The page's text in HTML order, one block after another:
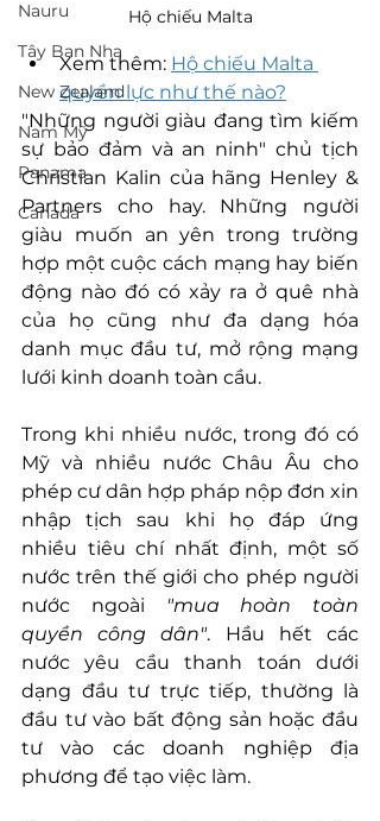
Nauru
Tây Ban Nha
New Zealand
Nam Mỹ
Panama
Canada
Hộ chiếu Malta
Xem thêm: Hộ chiếu Malta
quyền lực như thế nào?
"Những người giàu đang tìm kiếm
sự bảo đảm và an ninh" chủ tịch
Christian Kalin của hãng Henley &
Partners cho hay. Những người
giàu muốn an yên trong trường
hợp một cuộc cách mạng hay biến
động nào đó có xảy ra ở quê nhà
của họ cũng như đa dạng hóa
danh mục đầu tư, mở rộng mạng
lưới kinh doanh toàn cầu.
Trong khi nhiều nước, trong đó có
Mỹ và nhiều nước Châu Âu cho
phép cư dân hợp pháp nộp đơn xin
nhập tịch sau khi họ đáp ứng
nhiều tiêu chí nhất định, một số
nước trên thế giới cho phép người
nước ngoài "mua hoàn toàn
quyền công dân". Hầu hết các
nước yêu cầu thanh toán dưới
dạng đầu tư trực tiếp, thường là
đầu tư vào bất động sản hoặc đầu
tư vào các doanh nghiệp địa
phương để tạo việc làm.